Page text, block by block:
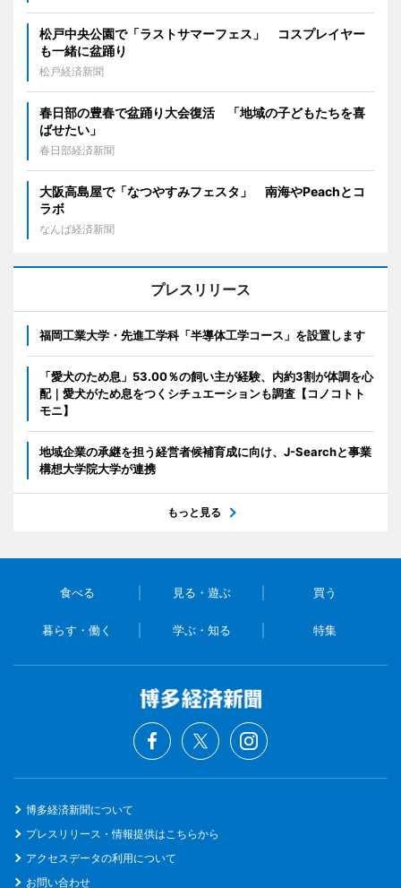
松戸中央公園で「ラストサマーフェス」 コスプレイヤー
も一緒に盆踊り
松戸経済新聞
春日部の豊春で盆踊り大会復活 「地域の子どもたちを喜
ばせたい」
春日部経済新聞
大阪高島屋で「なつやすみフェスタ」 南海やPeachとコ
ラボ
なんば経済新聞
プレスリリース
福岡工業大学・先進工学科「半導体工学コース」を設置します
「愛犬のため息」53.00％の飼い主が経験、内約3割が体調を心
配｜愛犬がため息をつくシチュエーションも調査【コノコトト
モニ】
地域企業の承継を担う経営者候補育成に向け、J-Searchと事業
構想大学院大学が連携
もっと見る
食べる 見る・遊ぶ 買う
暮らす・働く 学ぶ・知る 特集
博多経済新聞について
プレスリリース・情報提供はこちらから
アクセスデータの利用について
お問い合わせ